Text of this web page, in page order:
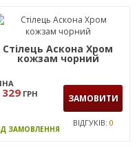
Ізо чорний А-72
ВІДГУКІВ:10